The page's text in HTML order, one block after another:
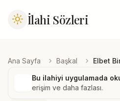
light_mode İlahi Sözleri
Ana Sayfa chevron_right Başkal chevron_right Elbet
Bu ilahiyi uygulamada
erişim ve daha fazlası.